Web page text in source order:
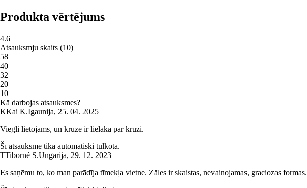
Produkta vērtējums
4.6
Atsauksmju skaits (10)
58
40
32
20
10
Kā darbojas atsauksmes?
KKai K.Igaunija, 25. 04. 2025
Viegli lietojams, un krūze ir lielāka par krūzi.
Šī atsauksme tika automātiski tulkota.
TTiborné S.Ungārija, 29. 12. 2023
Es saņēmu to, ko man parādīja tīmekļa vietne. Zāles ir skaistas, nevainojamas, graciozas formas.